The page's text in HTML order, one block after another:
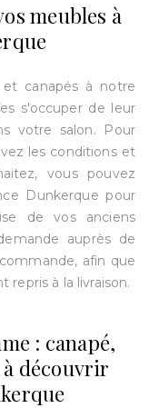
meubles à
canapés à notre
s'occuper de leur
votre salon. Pour
les conditions et
vous pouvez
Dunkerque pour
de vos anciens
auprès de
afin que
repris à la livraison.
: canapé,
découvrir